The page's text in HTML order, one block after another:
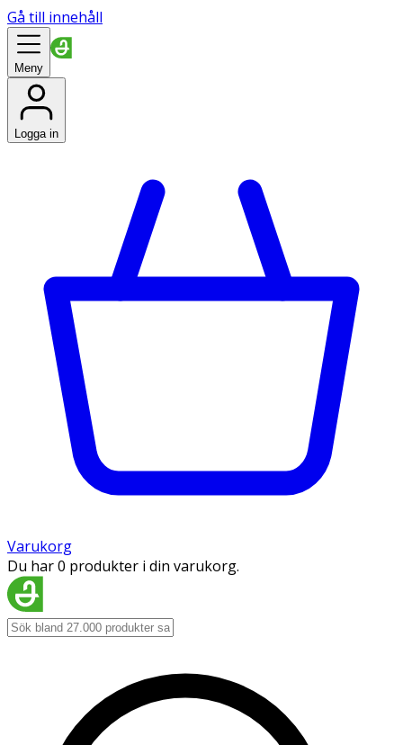
Gå till innehåll
Meny
Logga in
Varukorg
Du har 0 produkter i din varukorg.